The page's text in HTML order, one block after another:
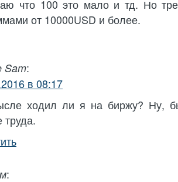
что 100 это мало и тд. Но
от 10000USD и более.
Sam:
в 08:17
ходил ли я на биржу? Ну,
труда.
: